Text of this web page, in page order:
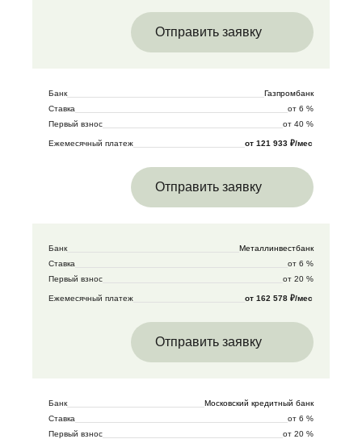
Отправить заявку
Банк
Газпромбанк
Ставка
от 6 %
Первый взнос
от 40 %
Ежемесячный платеж от 121 933 ₽/мес
Отправить заявку
Банк
Металлинвестбанк
Ставка
от 6 %
Первый взнос
от 20 %
Ежемесячный платеж от 162 578 ₽/мес
Отправить заявку
Банк
Московский кредитный банк
Ставка
от 6 %
Первый взнос
от 20 %